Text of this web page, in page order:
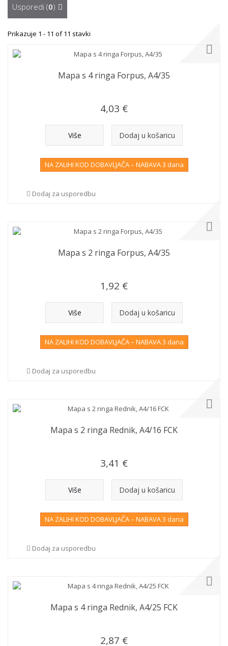
Usporedi (0)
Prikazuje 1 - 11 of 11 stavki
Mapa s 4 ringa Forpus, A4/35
4,03 €
Više Dodaj u košaricu
NA ZALIHI KOD DOBAVLJAČA – NABAVA 3 dana
Dodaj za usporedbu
Mapa s 2 ringa Forpus, A4/35
1,92 €
Više Dodaj u košaricu
NA ZALIHI KOD DOBAVLJAČA – NABAVA 3 dana
Dodaj za usporedbu
Mapa s 2 ringa Rednik, A4/16 FCK
3,41 €
Više Dodaj u košaricu
NA ZALIHI KOD DOBAVLJAČA – NABAVA 3 dana
Dodaj za usporedbu
Mapa s 4 ringa Rednik, A4/25 FCK
2,87 €